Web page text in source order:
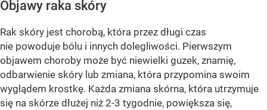
Objawy raka skóry
Rak skóry jest chorobą, która przez długi czas
nie powoduje bólu i innych dolegliwości. Pierwszym
objawem choroby może być niewielki guzek, znamię,
odbarwienie skóry lub zmiana, która przypomina swoim
wyglądem krostkę. Każda zmiana skórna, która utrzymuje
się na skórze dłużej niż 2-3 tygodnie, powiększa się,